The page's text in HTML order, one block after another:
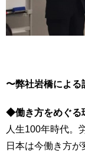
〜弊社岩橋による
◆働き方をめぐる
人生100年時代。
日本は今働き方が